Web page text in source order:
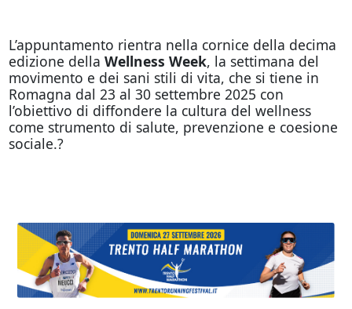
L’appuntamento rientra nella cornice della decima
edizione della Wellness Week, la settimana del
movimento e dei sani stili di vita, che si tiene in
Romagna dal 23 al 30 settembre 2025 con
l’obiettivo di diffondere la cultura del wellness
come strumento di salute, prevenzione e coesione
sociale.?